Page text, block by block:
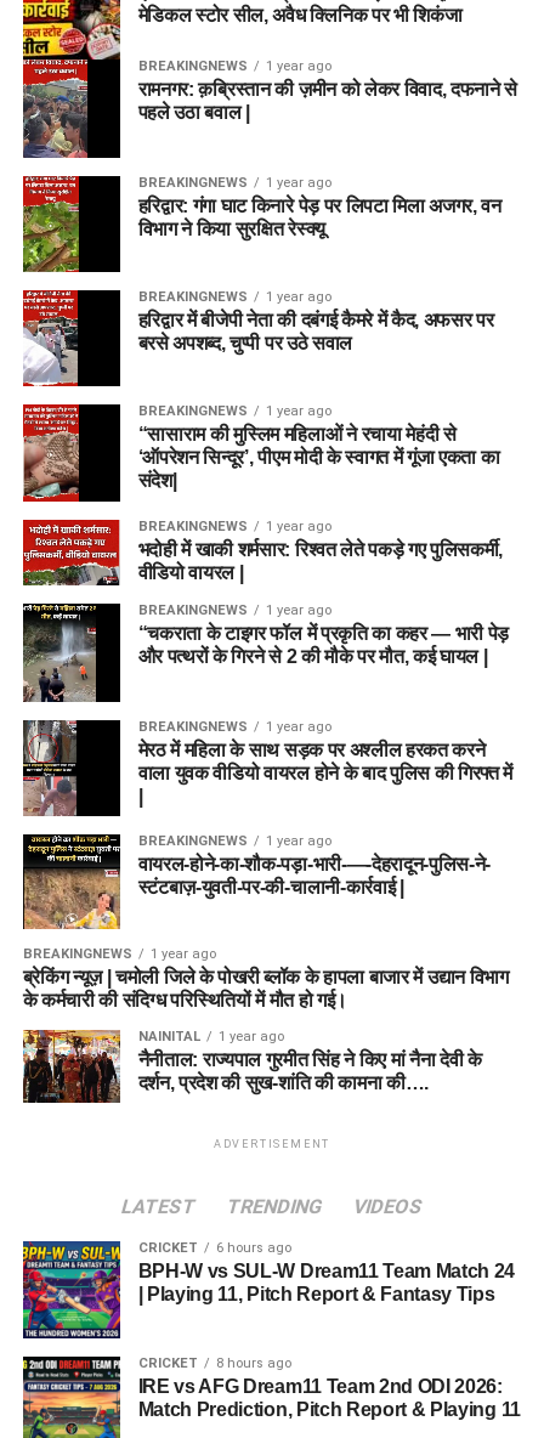
मेडिकल स्टोर सील, अवैध क्लिनिक पर भी शिकंजा
BREAKINGNEWS 1 year ago
रामनगर: क़ब्रिस्तान की ज़मीन को लेकर विवाद, दफनाने से
पहले उठा बवाल |
BREAKINGNEWS 1 year ago
हरिद्वार: गंगा घाट किनारे पेड़ पर लिपटा मिला अजगर, वन
विभाग ने किया सुरक्षित रेस्क्यू
BREAKINGNEWS 1 year ago
हरिद्वार में बीजेपी नेता की दबंगई कैमरे में कैद, अफसर पर
बरसे अपशब्द, चुप्पी पर उठे सवाल
BREAKINGNEWS 1 year ago
“सासाराम की मुस्लिम महिलाओं ने रचाया मेहंदी से
‘ऑपरेशन सिन्दूर’, पीएम मोदी के स्वागत में गूंजा एकता का
संदेश|
BREAKINGNEWS 1 year ago
भदोही में खाकी शर्मसार: रिश्वत लेते पकड़े गए पुलिसकर्मी,
वीडियो वायरल |
BREAKINGNEWS 1 year ago
“चकराता के टाइगर फॉल में प्रकृति का कहर — भारी पेड़
और पत्थरों के गिरने से 2 की मौके पर मौत, कई घायल |
BREAKINGNEWS 1 year ago
मेरठ में महिला के साथ सड़क पर अश्लील हरकत करने
वाला युवक वीडियो वायरल होने के बाद पुलिस की गिरफ्त में
BREAKINGNEWS 1 year ago
वायरल-होने-का-शौक-पड़ा-भारी-—-देहरादून-पुलिस-ने-
स्टंटबाज़-युवती-पर-की-चालानी-कार्रवाई |
BREAKINGNEWS 1 year ago
ब्रेकिंग न्यूज़ | चमोली जिले के पोखरी ब्लॉक के हापला बाजार में उद्यान विभाग
के कर्मचारी की संदिग्ध परिस्थितियों में मौत हो गई।
NAINITAL 1 year ago
नैनीताल: राज्यपाल गुरमीत सिंह ने किए मां नैना देवी के
दर्शन, प्रदेश की सुख-शांति की कामना की….
ADVERTISEMENT
LATEST TRENDING VIDEOS
CRICKET 6 hours ago
BPH-W vs SUL-W Dream11 Team Match 24
| Playing 11, Pitch Report & Fantasy Tips
CRICKET 8 hours ago
IRE vs AFG Dream11 Team 2nd ODI 2026:
Match Prediction, Pitch Report & Playing 11